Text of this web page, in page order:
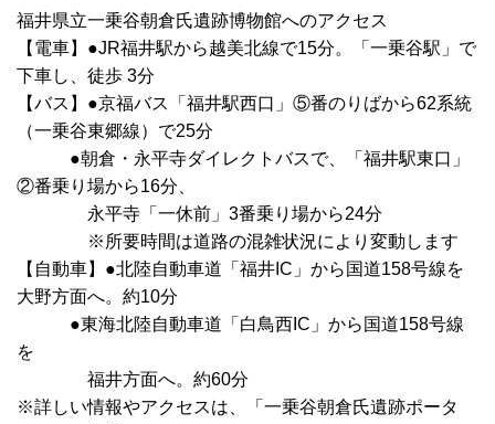
福井県立一乗谷朝倉氏遺跡博物館へのアクセス
【電車】●JR福井駅から越美北線で15分。「一乗谷駅」で
下車し、徒歩 3分
【バス】●京福バス「福井駅西口」⑤番のりばから62系統
（一乗谷東郷線）で25分
●朝倉・永平寺ダイレクトバスで、「福井駅東口」
②番乗り場から16分、
永平寺「一休前」3番乗り場から24分
※所要時間は道路の混雑状況により変動します
【自動車】●北陸自動車道「福井IC」から国道158号線を
大野方面へ。約10分
●東海北陸自動車道「白鳥西IC」から国道158号線
を
福井方面へ。約60分
※詳しい情報やアクセスは、「一乗谷朝倉氏遺跡ポータ